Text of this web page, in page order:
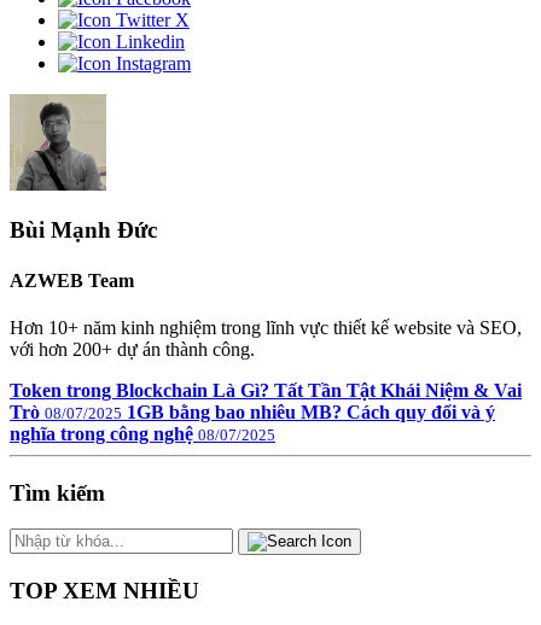
Bùi Mạnh Đức
AZWEB Team
Hơn 10+ năm kinh nghiệm trong lĩnh vực thiết kế website và SEO,
với hơn 200+ dự án thành công.
Token trong Blockchain Là Gì? Tất Tần Tật Khái Niệm & Vai
Trò 08/07/2025 1GB bằng bao nhiêu MB? Cách quy đổi và ý
nghĩa trong công nghệ 08/07/2025
Tìm kiếm
TOP XEM NHIỀU